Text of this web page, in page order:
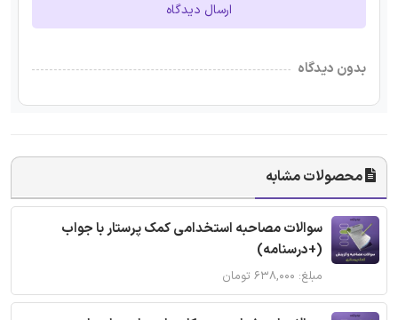
ارسال دیدگاه
بدون دیدگاه
محصولات مشابه
سوالات مصاحبه استخدامی کمک پرستار با جواب
(+درسنامه)
مبلغ: ۶۳۸,۰۰۰ تومان